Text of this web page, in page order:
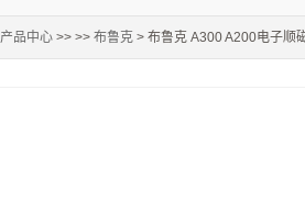
产品中心 >> >> 布鲁克 > 布鲁克 A300 A200电子顺